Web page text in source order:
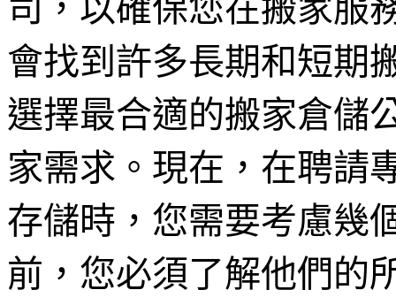
司，以確保您在搬家服
會找到許多長期和短期
選擇最合適的搬家倉儲
家需求。現在，在聘請
存儲時，您需要考慮幾
前，您必須了解他們的